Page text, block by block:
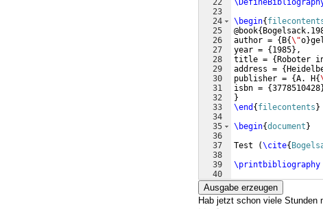
22
23
24
25
26
27
28
29
30
31
32
33
34
35
36
37
38
39
40
41
\begin{
@book{
author = { B{\"o}
year = { 1985} ,
title = { Roboter
address = {
publisher = {A. H{
isbn = {3778510428
}
\end { filecontents }
\begin{document }
Test
(\cite{
\printbibliography
\end{document
Ausgabe erzeugen
Hab jetzt schon viele Stunden